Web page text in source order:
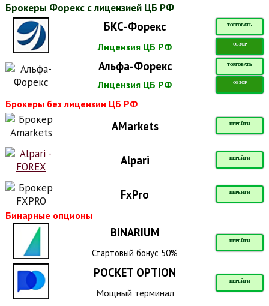
Брокеры Форекс с лицензией ЦБ РФ
БКС-Форекс ТОРГОВАТЬ
Лицензия ЦБ РФ ОБЗОР
Альфа-Форекс ТОРГОВАТЬ
Лицензия ЦБ РФ ОБЗОР
Брокеры без лицензии ЦБ РФ
AMarkets ПЕРЕЙТИ
Alpari ПЕРЕЙТИ
FxPro ПЕРЕЙТИ
Бинарные опционы
BINARIUM
ПЕРЕЙТИ
Стартовый бонус 50%
POCKET OPTION
ПЕРЕЙТИ
Мощный терминал